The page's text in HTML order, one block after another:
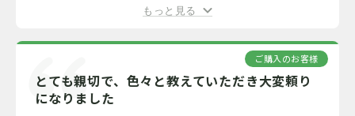
つき陽当り良好！ ◆公道南側6ｍ・東側4ｍ！
がそろう便利な住環境 （ローソン400ｍ/ジャ
パンミート、セリア700ｍ/業務スーパー750
ｍ/ドラッグストアセキ750ｍ） ※境界非明示
※契約不適合責任免責
情報公開日：2026-08-07 次回更新日：2026-08-22 取引有効期限：2026-
もっと見る
ご購入のお客様
とても親切で、色々と教えていただき大変頼り
になりました